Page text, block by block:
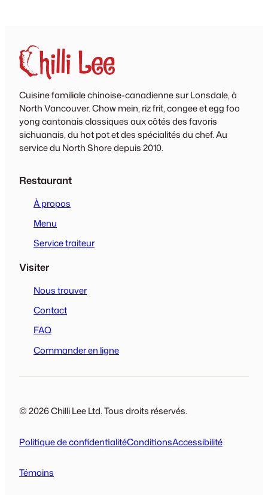
Cuisine familiale chinoise-canadienne sur Lonsdale, à
North Vancouver. Chow mein, riz frit, congee et egg foo
yong cantonais classiques aux côtés des favoris
sichuanais, du hot pot et des spécialités du chef. Au
service du North Shore depuis 2010.
Restaurant
À propos
Menu
Service traiteur
Visiter
Nous trouver
Contact
FAQ
Commander en ligne
© 2026 Chilli Lee Ltd. Tous droits réservés.
Politique de confidentialitéConditionsAccessibilité
Témoins